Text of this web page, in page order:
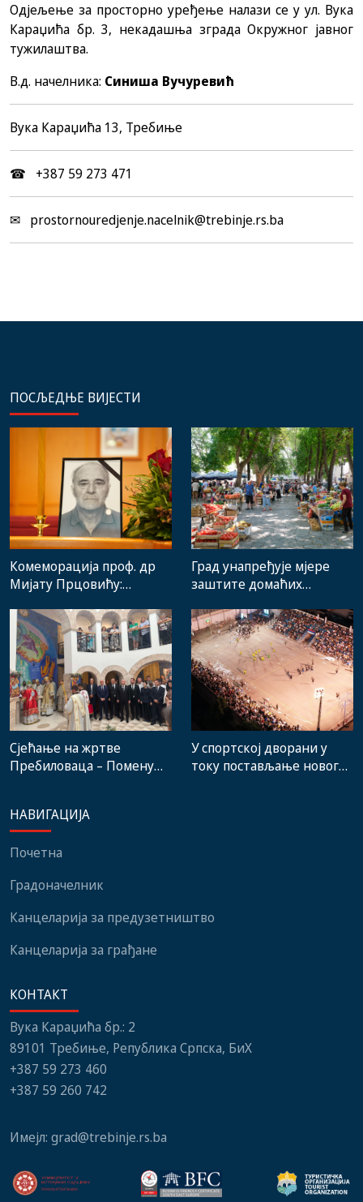
Одјељење за просторно уређење налази се у ул. Вука
Караџића бр. 3, некадашња зграда Окружног јавног
тужилаштва.
В.д. начелника: Синиша Вучуревић
Вука Караџића 13, Требиње
☎ +387 59 273 471
✉ prostornouredjenje.nacelnik@trebinje.rs.ba
ПОСЉЕДЊЕ ВИЈЕСТИ
Комеморација проф. др
Мијату Прцовићу:
стручњака и човјека који
је Требиње носио у срцу
Град унапређује мјере
заштите домаћих
градске пијаце
Сјећање на жртве
Пребиловаца – Помену
институција, локалних
заједница и грађани
У спортској дворани у
току постављање новог
НАВИГАЦИЈА
Почетна
Градоначелник
Канцеларија за предузетништво
Канцеларија за грађане
КОНТАКТ
Вука Караџића бр.: 2
89101 Требиње, Република Српска, БиХ
+387 59 273 460
+387 59 260 742
Имејл: grad@trebinje.rs.ba